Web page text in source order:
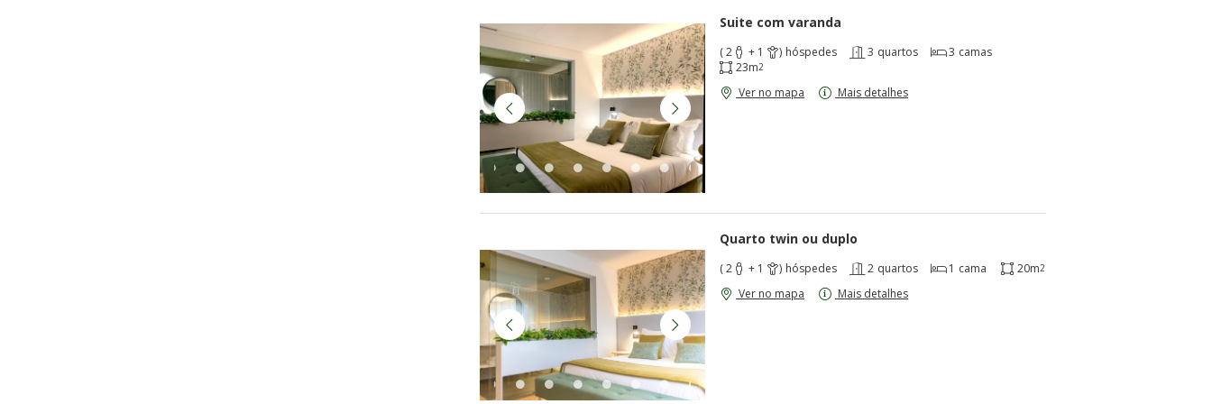
Suite com varanda
( 2 + 1 ) hóspedes 3 quartos 3 camas
23m2
Ver no mapa Mais detalhes
Quarto twin ou duplo
( 2 + 1 ) hóspedes 2 quartos 1 cama 20m2
Ver no mapa Mais detalhes